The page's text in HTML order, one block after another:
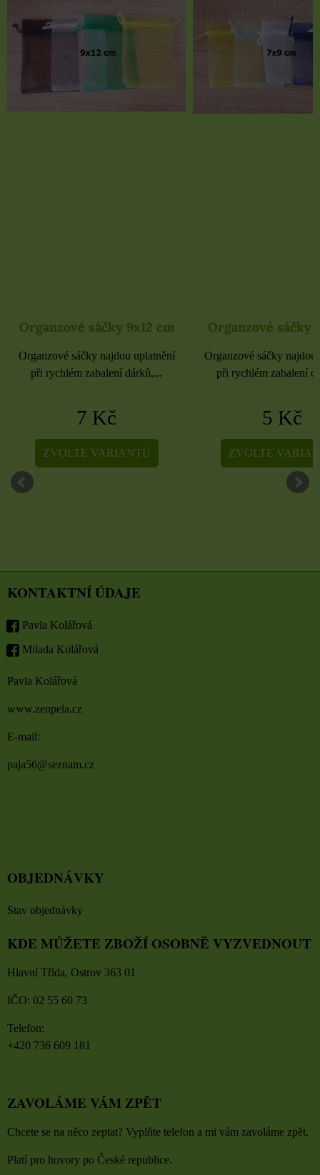
Organzové sáčky 9x12 cm
Organzové sáčky najdou uplatnění
při rychlém zabalení dárků,...
7 Kč
ZVOLTE VARIANTU
Organzové sáčky
Organzové sáčky najdou
při rychlém zabalení
5 Kč
ZVOLTE
KONTAKTNÍ ÚDAJE
Pavla Kolářová
Milada Kolářová
Pavla Kolářová
www.zenpela.cz
E-mail:
paja56@seznam.cz
OBJEDNÁVKY
Stav objednávky
KDE MŮŽETE ZBOŽÍ OSOBNĚ VYZVEDNOUT
Hlavní Třída, Ostrov 363 01
IČO: 02 55 60 73
Telefon:
+420 736 609 181
ZAVOLÁME VÁM ZPĚT
Chcete se na něco zeptat? Vyplňte telefon a mi vám zavoláme zpět.
Platí pro hovory po České republice.